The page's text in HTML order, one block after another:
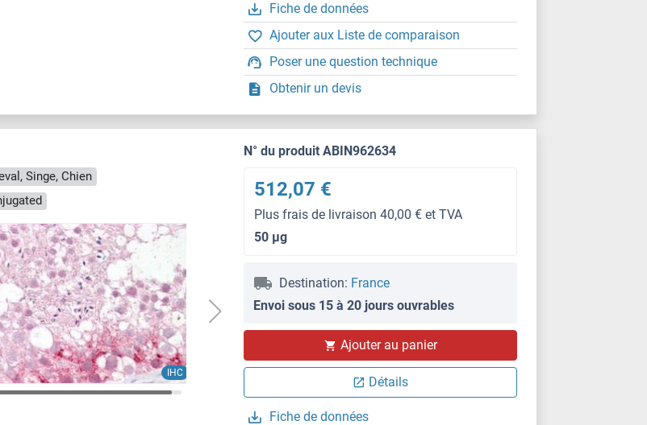
Fiche de données
Ajouter aux Liste de comparaison
Poser une question technique
Obtenir un devis
Singe, Chien
IHC
N° du produit ABIN962634
512,07 €
Plus frais de livraison 40,00 € et TVA
50 μg
Destination: France
Envoi sous 15 à 20 jours ouvrables
Ajouter au panier
Détails
Fiche de données